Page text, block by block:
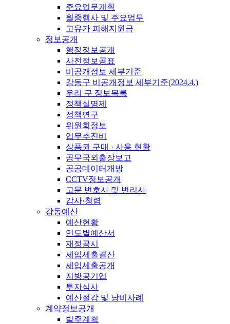
주요업무계획
월중행사 및 주요업무
고유가 피해지원금
정보공개
행정정보공개
사전정보공표
비공개정보 세부기준
강동구 비공개정보 세부기준(2024.4.)
우리 구 정보목록
정책실명제
정책연구
위원회정보
업무추진비
상품권 구매 · 사용 현황
공무국외출장보고
공공데이터개방
CCTV정보공개
고문 변호사 및 변리사
감사·청렴
강동예산
예산현황
연도별예산서
재정공시
세입세출결산
세입세출공개
지방공기업
투자심사
예산절감 및 낭비사례
계약정보공개
발주계획